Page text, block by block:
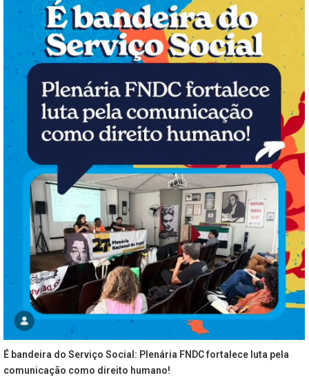
É bandeira do Serviço Social: Plenária FNDC fortalece luta pela
comunicação como direito humano!